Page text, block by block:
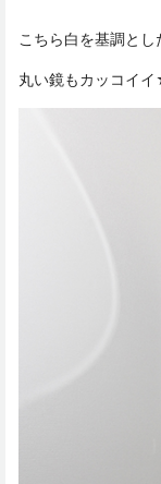
こちら白を基調とし
丸い鏡もカッコイ